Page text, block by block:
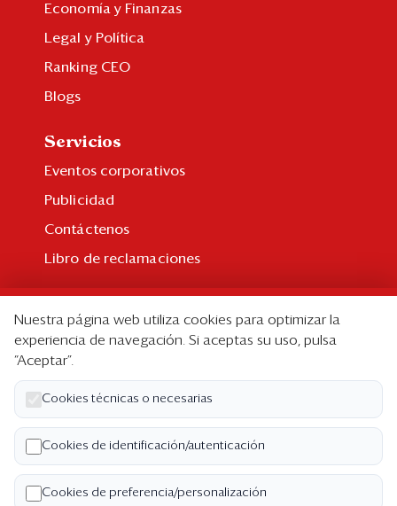
Economía y Finanzas
Legal y Política
Ranking CEO
Blogs
Servicios
Eventos corporativos
Publicidad
Contáctenos
Libro de reclamaciones
Suscripción individual
Paquetes corporativos
Edición Impresa
Nosotros
Quiénes somos
Código de ética
Nuestra página web utiliza cookies para optimizar la
experiencia de navegación. Si aceptas su uso, pulsa
“Aceptar”.
Cookies técnicas o necesarias
Cookies de identificación/autenticación
Cookies de preferencia/personalización